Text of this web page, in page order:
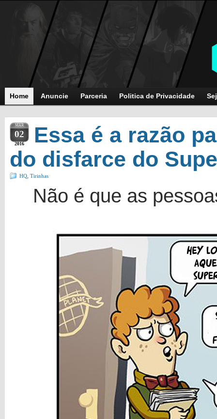
Home Anuncie Parceria Politica de Privacidade
MAR
02
2016
Essa é a razão
do disfarce do
HQ Tirinhas
Não é que as